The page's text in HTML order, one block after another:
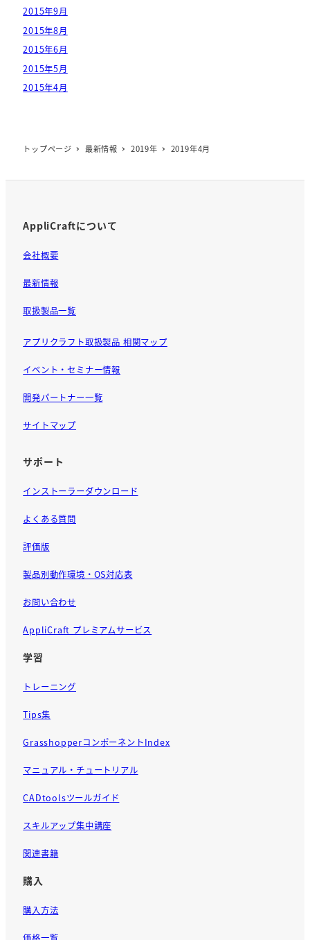
2015年9月
2015年8月
2015年6月
2015年5月
2015年4月
トップページ 最新情報 2019年 2019年4月
AppliCraftについて
会社概要
最新情報
取扱製品一覧
アプリクラフト取扱製品 相関マップ
イベント・セミナー情報
開発パートナー一覧
サイトマップ
サポート
インストーラーダウンロード
よくある質問
評価版
製品別動作環境・OS対応表
お問い合わせ
AppliCraft プレミアムサービス
学習
トレーニング
Tips集
GrasshopperコンポーネントIndex
マニュアル・チュートリアル
CADtoolsツールガイド
スキルアップ集中講座
関連書籍
購入
購入方法